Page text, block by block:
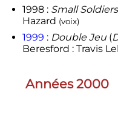
1998 : Small Soldiers
Hazard (voix)
1999 : Double Jeu(
Beresford : Travis
Années 2000